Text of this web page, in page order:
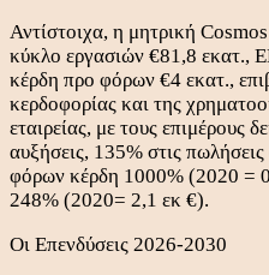
Αντίστοιχα, η μητρική
κύκλο εργασιών €81,8 εκατ.,
κέρδη προ φόρων €4 εκατ.,
κερδοφορίας και της
εταιρείας, με τους επιμέρους
αυξήσεις, 135% στις
φόρων κέρδη 1000% (2020 =
248% (2020= 2,1 εκ €).
Οι Επενδύσεις 2026-2030